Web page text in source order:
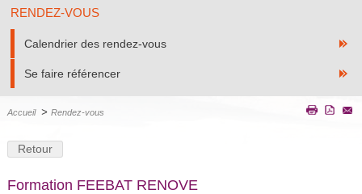
RENDEZ-VOUS
Calendrier des rendez-vous
Se faire référencer
Accueil > Rendez-vous
Retour
Formation FEEBAT RENOVE